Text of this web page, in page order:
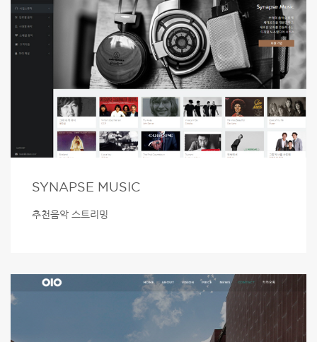
SYNAPSE MUSIC
추천음악 스트리밍